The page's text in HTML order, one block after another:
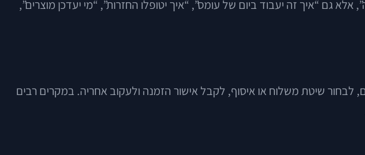
גם “איך זה יעבוד ביום של עומס”, “איך יטופלו החזרות”, “מי יעדכן מוצרים”,
שיטת משלוח או איסוף, לקבל אישור הזמנה ולעקוב אחריה. במקרים רבים